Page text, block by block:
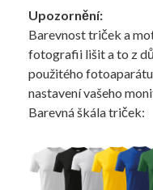
Upozornění:
Barevnost triček a
fotografii lišit a to z
použitého
nastavení vašeho
Barevná škála triček: